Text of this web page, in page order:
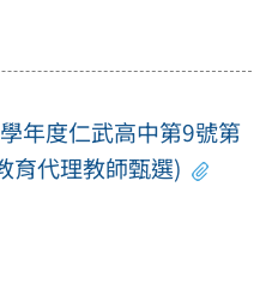
年度仁武高中第9號第
育代理教師甄選)